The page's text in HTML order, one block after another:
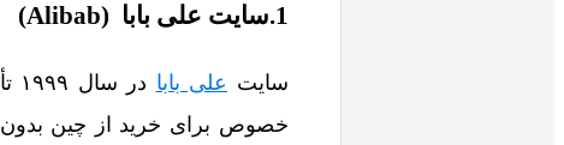
1.سایت علی بابا (Alibab)
سایت علی بابا
خصوص برای خرید از چین بدون